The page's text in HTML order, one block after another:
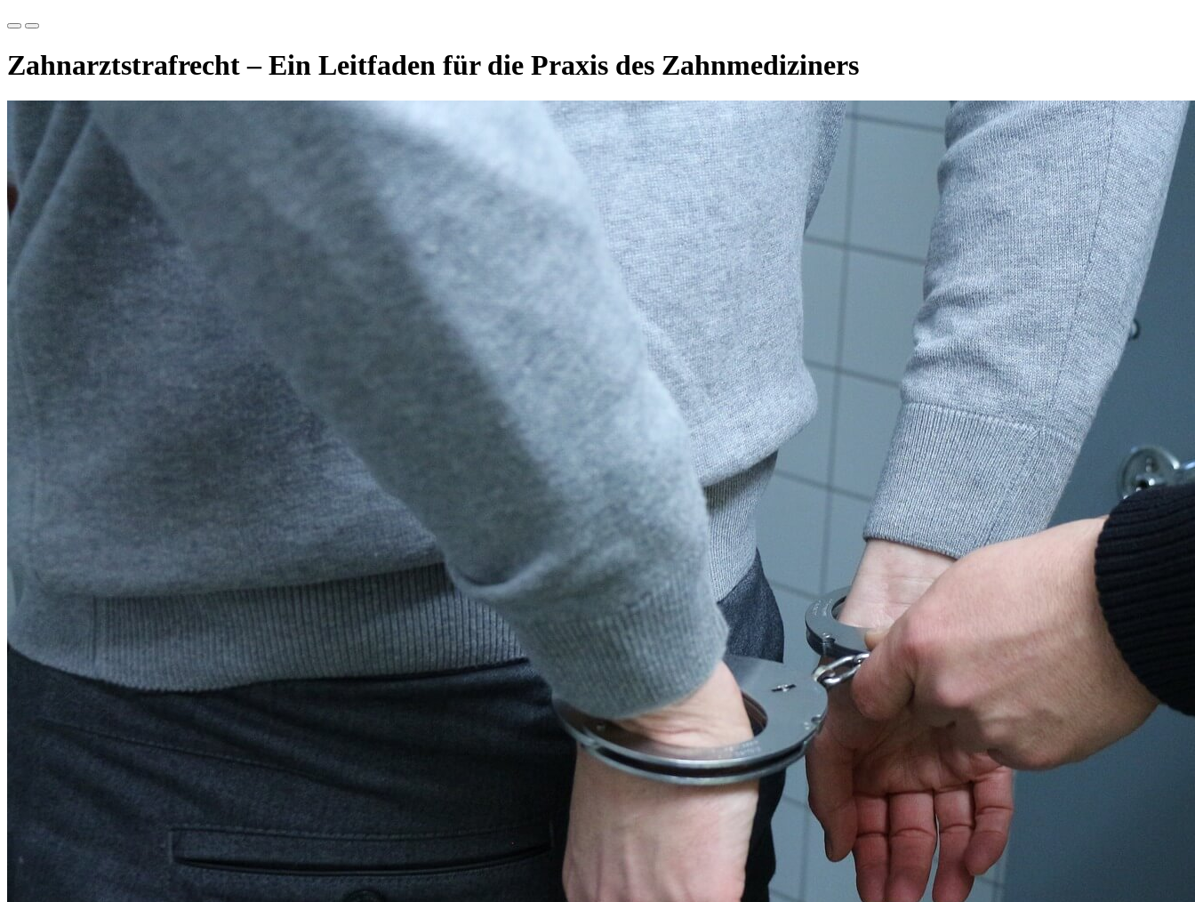
Zahnarztstrafrecht – Ein Leitfaden für die Praxis des Zahnmediziners